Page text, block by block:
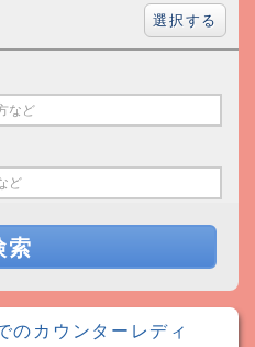
選択する
索
のカウンターレディ